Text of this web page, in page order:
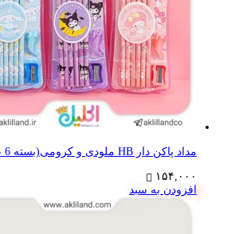
مداد پاکن دار HB ملودی و کرومی(بسته 6 عددی)
۱۵۴,۰۰۰
افزودن به سبد